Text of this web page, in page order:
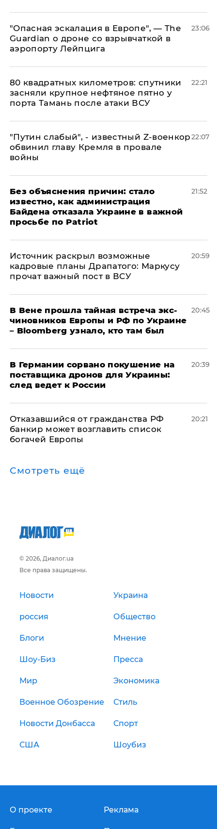
"Опасная эскалация в Европе", — The
Guardian о дроне со взрывчаткой в
аэропорту Лейпцига
23:06
80 квадратных километров: спутники
засняли крупное нефтяное пятно у
порта Тамань после атаки ВСУ
22:21
​"Путин слабый", - известный Z-военкор
обвинил главу Кремля в провале
войны
22:07
Без объяснения причин: стало
известно, как администрация
Байдена отказала Украине в важной
просьбе по Patriot
21:52
​Источник раскрыл возможные
кадровые планы Драпатого: Маркусу
прочат важный пост в ВСУ
20:59
В Вене прошла тайная встреча экс-
чиновников Европы и РФ по Украине
– Bloomberg узнало, кто там был
20:45
​В Германии сорвано покушение на
поставщика дронов для Украины:
след ведет к России
20:39
Отказавшийся от гражданства РФ
банкир может возглавить список
богачей Европы
20:21
Смотреть ещё
© 2026, Диалог.ua
Все права защищены.
Новости Украина
россия Общество
Блоги Мнение
Шоу-Биз Пресса
Мир Экономика
Военное Обозрение Стиль
Новости Донбасса Спорт
США Шоубиз
О проекте Реклама